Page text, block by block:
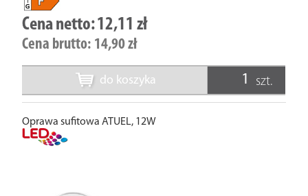
Cena netto:12,11 zł
Cena brutto: 14,90 zł
do koszyka szt.
Oprawa sufitowa ATUEL, 12W